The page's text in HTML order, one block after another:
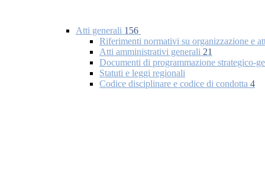
Atti generali 156
Riferimenti normativi su organizzazione e
Atti amministrativi generali 21
Documenti di programmazione strategico-
Statuti e leggi regionali
Codice disciplinare e codice di condotta 4